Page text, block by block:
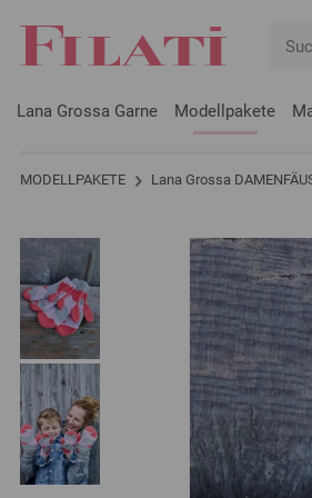
Lana Grossa Garne Modellpakete
MODELLPAKETE Lana Grossa